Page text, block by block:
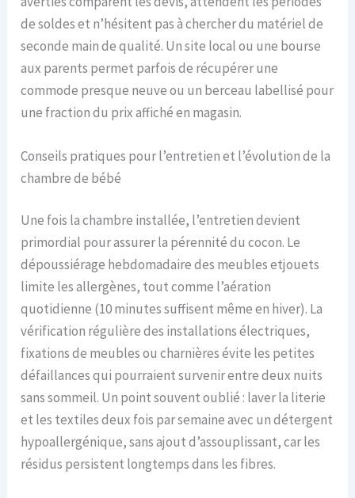
de soldes et n’hésitent pas à chercher du matériel de
seconde main de qualité. Un site local ou une bourse
aux parents permet parfois de récupérer une
commode presque neuve ou un berceau labellisé pour
une fraction du prix affiché en magasin.
Conseils pratiques pour l’entretien et l’évolution de la
chambre de bébé
Une fois la chambre installée, l’entretien devient
primordial pour assurer la pérennité du cocon. Le
dépoussiérage hebdomadaire des meubles etjouets
limite les allergènes, tout comme l’aération
quotidienne (10 minutes suffisent même en hiver). La
vérification régulière des installations électriques,
fixations de meubles ou charnières évite les petites
défaillances qui pourraient survenir entre deux nuits
sans sommeil. Un point souvent oublié : laver la literie
et les textiles deux fois par semaine avec un détergent
hypoallergénique, sans ajout d’assouplissant, car les
résidus persistent longtemps dans les fibres.